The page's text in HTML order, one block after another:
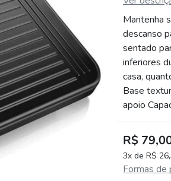
Mantenha
descanso
sentado
inferiores
casa,
Base
apoio
R$
3x de R$
Formas de